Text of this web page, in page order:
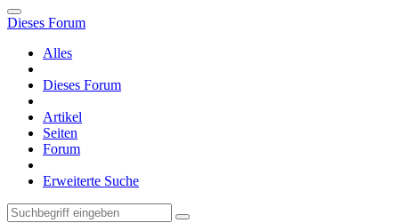
Dieses Forum
Alles
Dieses Forum
Artikel
Seiten
Forum
Erweiterte Suche